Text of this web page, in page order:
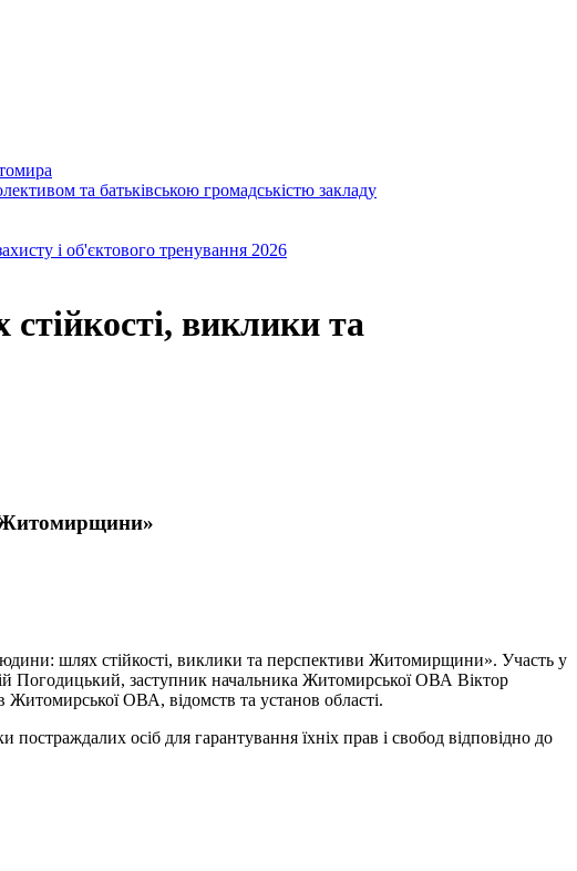
та батьківською громадськістю закладу
і об'єктового тренування 2026
виклики та
Житомирщини»
шлях стійкості, виклики та перспективи Житомирщини». Участь у
Погодицький, заступник начальника Житомирської ОВА Віктор
Житомирської ОВА, відомств та установ області.
осіб для гарантування їхніх прав і свобод відповідно до